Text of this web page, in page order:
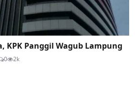
KPK Panggil Wagub Lampung
0 2k